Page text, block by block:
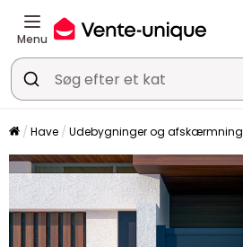
Menu
Have Udebygninger og afskærmning